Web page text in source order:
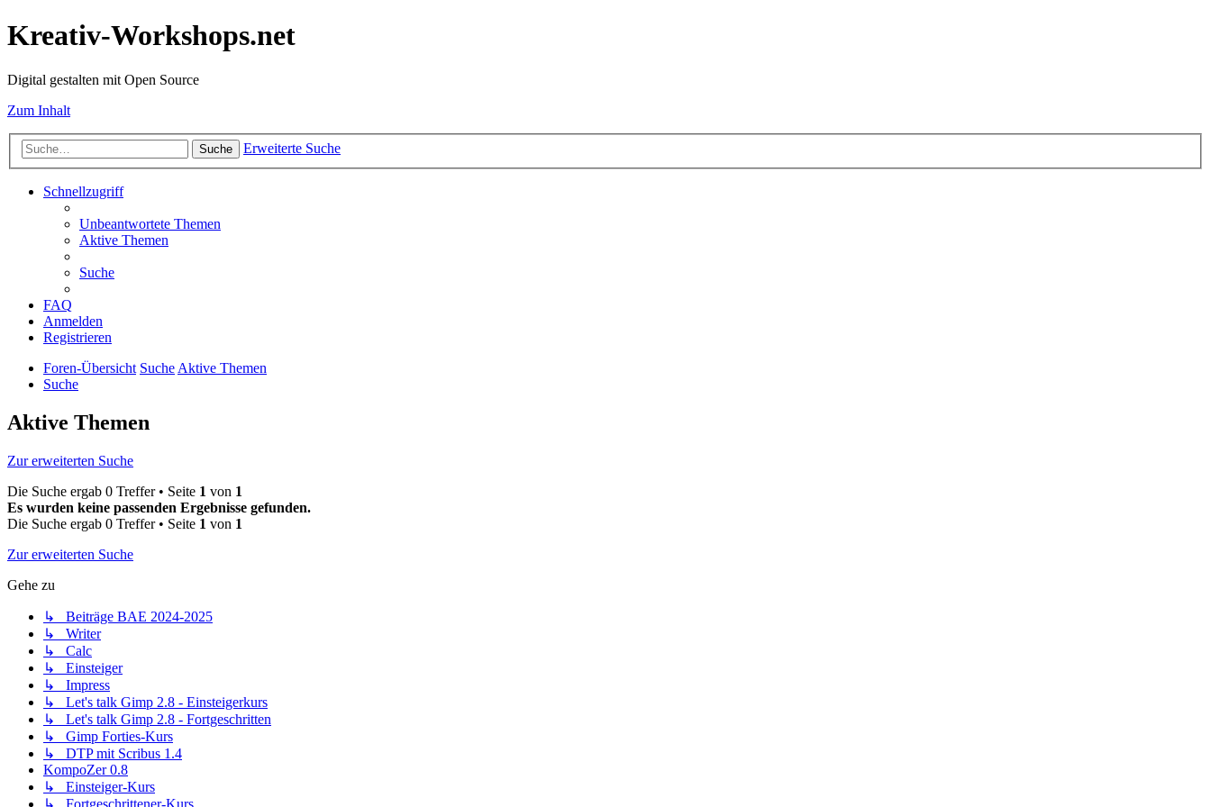
Kreativ-Workshops.net
Digital gestalten mit Open Source
Zum Inhalt
Suche Erweiterte Suche
Schnellzugriff
Unbeantwortete Themen
Aktive Themen
Suche
FAQ
Anmelden
Registrieren
Foren-Übersicht SucheAktive Themen
Suche
Aktive Themen
Zur erweiterten Suche
Die Suche ergab 0 Treffer • Seite 1 von 1
Es wurden keine passenden Ergebnisse gefunden.
Die Suche ergab 0 Treffer • Seite 1 von 1
Zur erweiterten Suche
Gehe zu
↳ Beiträge BAE 2024-2025
↳ Writer
↳ Calc
↳ Einsteiger
↳ Impress
↳ Let's talk Gimp 2.8 - Einsteigerkurs
↳ Let's talk Gimp 2.8 - Fortgeschritten
↳ Gimp Forties-Kurs
↳ DTP mit Scribus 1.4
KompoZer 0.8
↳ Einsteiger-Kurs